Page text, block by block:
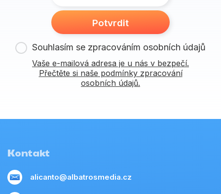
Potvrdit
Souhlasím se zpracováním osobních údajů
Vaše e-mailová adresa je u nás v bezpečí.
Přečtěte si naše podmínky zpracování
osobních údajů.
Kontakt
alicanto@albatrosmedia.cz